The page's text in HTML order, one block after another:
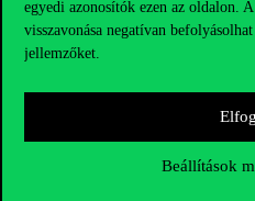
egyedi azonosítók ezen az oldalon.
visszavonása negatívan
jellemzőket.
Beállítások
Telefonszám:+36 1 482 5000
Kérdésed van a felvételivel
Oktatói elérhetőségek